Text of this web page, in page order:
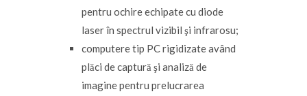
pentru ochire echipate cu diode
laser în spectrul vizibil şi infrarosu;
computere tip PC rigidizate având
plăci de captură şi analiză de
imagine pentru prelucrarea